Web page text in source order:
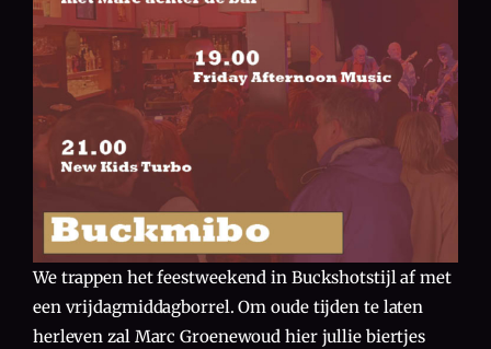
We trappen het feestweekend in Buckshotstijl af met
een vrijdagmiddagborrel. Om oude tijden te laten
herleven zal Marc Groenewoud hier jullie biertjes